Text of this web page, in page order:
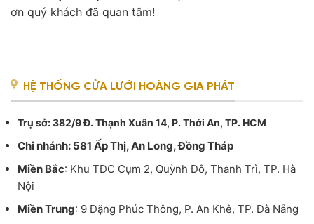
ơn quý khách đã quan tâm!
HỆ THỐNG CỬA LƯỚI HOÀNG GIA PHÁT
Trụ sở: 382/9 Đ. Thạnh Xuân 14, P. Thới An, TP. HCM
Chi nhánh: 581 Ấp Thị, An Long, Đồng Tháp
Miền Bắc: Khu TĐC Cụm 2, Quỳnh Đô, Thanh Trì, TP. Hà
Nội
Miền Trung: 9 Đặng Phúc Thông, P. An Khê, TP. Đà Nẵng